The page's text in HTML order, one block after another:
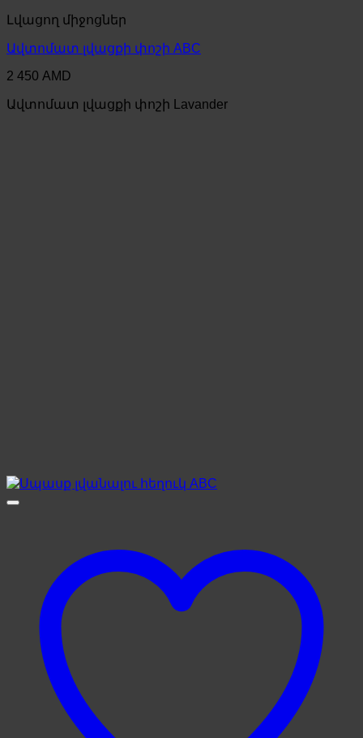
Լվացող միջոցներ
Ավտոմատ լվացքի փոշի ABC
2 450 AMD
Ավտոմատ լվացքի փոշի Lavander